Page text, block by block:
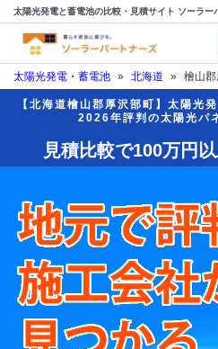
太陽光発電と蓄電池の比較・見積サイト ソーラー
太陽光発電・蓄電池 » 北海道 » 檜山
【北海道檜山郡厚沢部町】太陽光
2026年評判の太陽光パ
見積比較で100万円